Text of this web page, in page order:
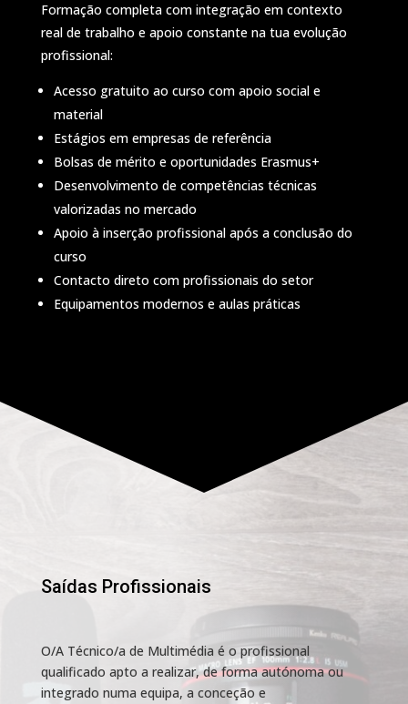
Formação completa com integração em contexto
real de trabalho e apoio constante na tua evolução
profissional:
Acesso gratuito ao curso com apoio social e
material
Estágios em empresas de referência
Bolsas de mérito e oportunidades Erasmus+
Desenvolvimento de competências técnicas
valorizadas no mercado
Apoio à inserção profissional após a conclusão do
curso
Contacto direto com profissionais do setor
Equipamentos modernos e aulas práticas
Saídas Profissionais
O/A Técnico/a de Multimédia é o profissional
qualificado apto a realizar, de forma autónoma ou
integrado numa equipa, a conceção e